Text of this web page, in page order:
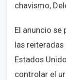
chavismo,
El anuncio
las
Estados
controlar el